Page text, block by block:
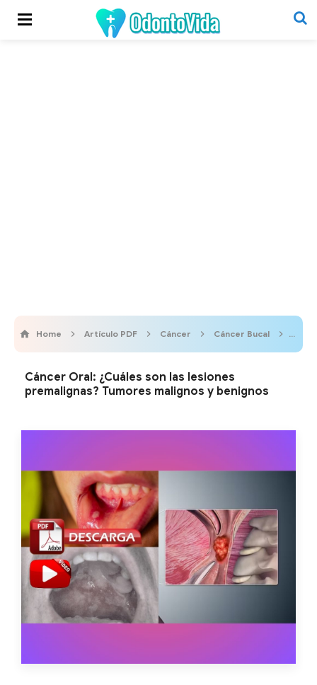
Home Artículo PDF Cáncer Cáncer Bucal
Cáncer Oral: ¿Cuáles son las lesiones
premalignas? Tumores malignos y benignos